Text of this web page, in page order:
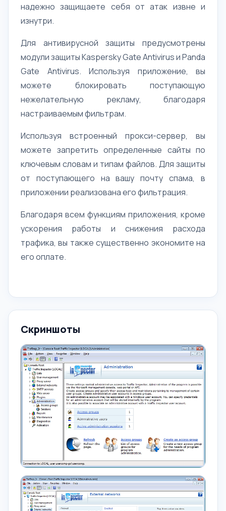
надежно защищаете себя от атак извне и
изнутри.
Для антивирусной защиты предусмотрены
модули защиты Kaspersky Gatе Antivirus и Panda
Gatе Antivirus. Используя приложение, вы
можете блокировать поступающую
нежелательную рекламу, благодаря
настраиваемым фильтрам.
Используя встроенный прокси-сервер, вы
можете запретить определенные сайты по
ключевым словам и типам файлов. Для защиты
от поступающего на вашу почту спама, в
приложении реализована его фильтрация.
Благодаря всем функциям приложения, кроме
ускорения работы и снижения расхода
трафика, вы также существенно экономите на
его оплате.
Скриншоты